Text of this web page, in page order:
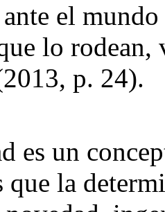
el
lo rodean,
p. 24).
es un
que la